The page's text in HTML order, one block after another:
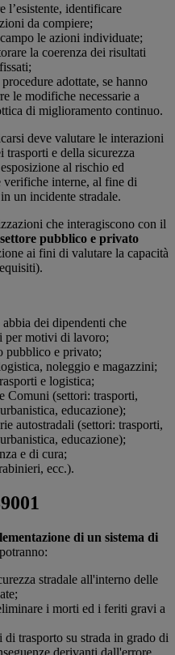
l’esistente, identificare
da compiere;
le azioni individuate;
la coerenza dei risultati
adottate, se hanno
le modifiche necessarie a
di miglioramento continuo.
deve valutare le interazioni
trasporti e della sicurezza
al rischio ed
verifiche interne, al fine di
un incidente stradale.
che interagiscono con il
pubblico e privato
ai fini di valutare la capacità
dei dipendenti che
per motivi di lavoro;
pubblico e privato;
noleggio e magazzini;
e logistica;
Comuni (settori: trasporti,
educazione);
autostradali (settori: trasporti,
educazione);
e di cura;
ecc.).
di un sistema di
stradale all'interno delle
i morti ed i feriti gravi a
trasporto su strada in grado di
derivanti dall'errore